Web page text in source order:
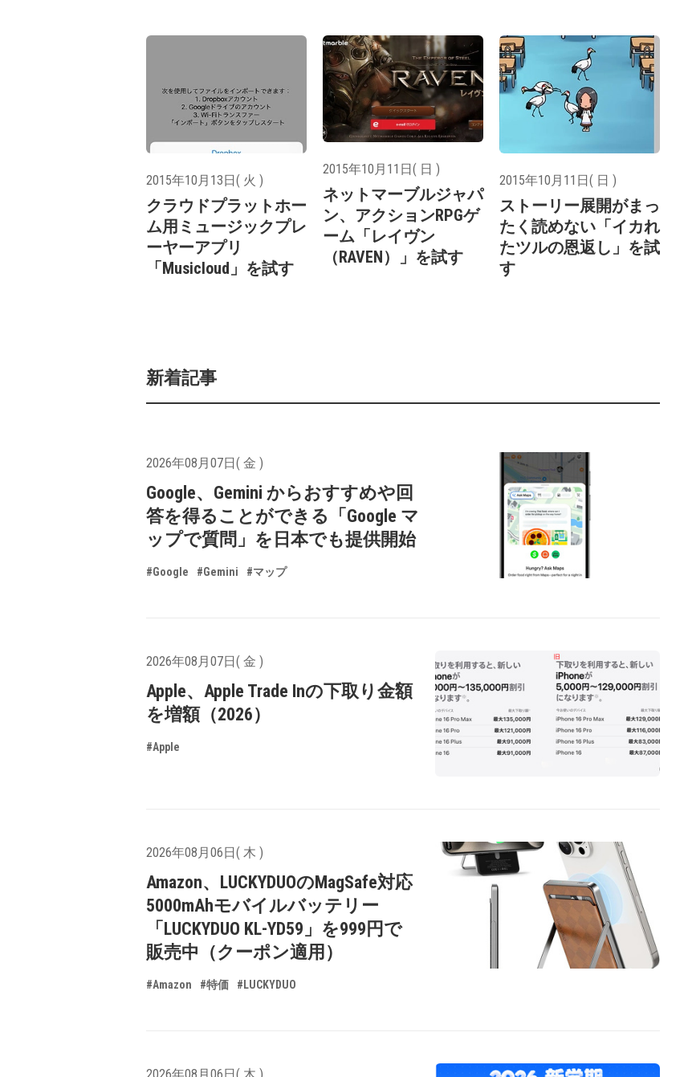
2015年10月13日( 火 )
クラウドプラットホー
ム用ミュージックプレ
ーヤーアプリ
「Musicloud」を試す
2015年10月11日( 日 )
ネットマーブルジャパ
ン、アクションRPGゲ
ーム「レイヴン
（RAVEN）」を試す
2015年10月11日( 日 )
ストーリー展開がまっ
たく読めない「イカれ
たツルの恩返し」を試
す
新着記事
2026年08月07日( 金 )
Google、Gemini からおすすめや回
答を得ることができる「Google マ
ップで質問」を日本でも提供開始
#Google #Gemini #マップ
2026年08月07日( 金 )
Apple、Apple Trade Inの下取り金額
を増額（2026）
#Apple
2026年08月06日( 木 )
Amazon、LUCKYDUOのMagSafe対応
5000mAhモバイルバッテリー
「LUCKYDUO KL-YD59」を999円で
販売中（クーポン適用）
#Amazon #特価 #LUCKYDUO